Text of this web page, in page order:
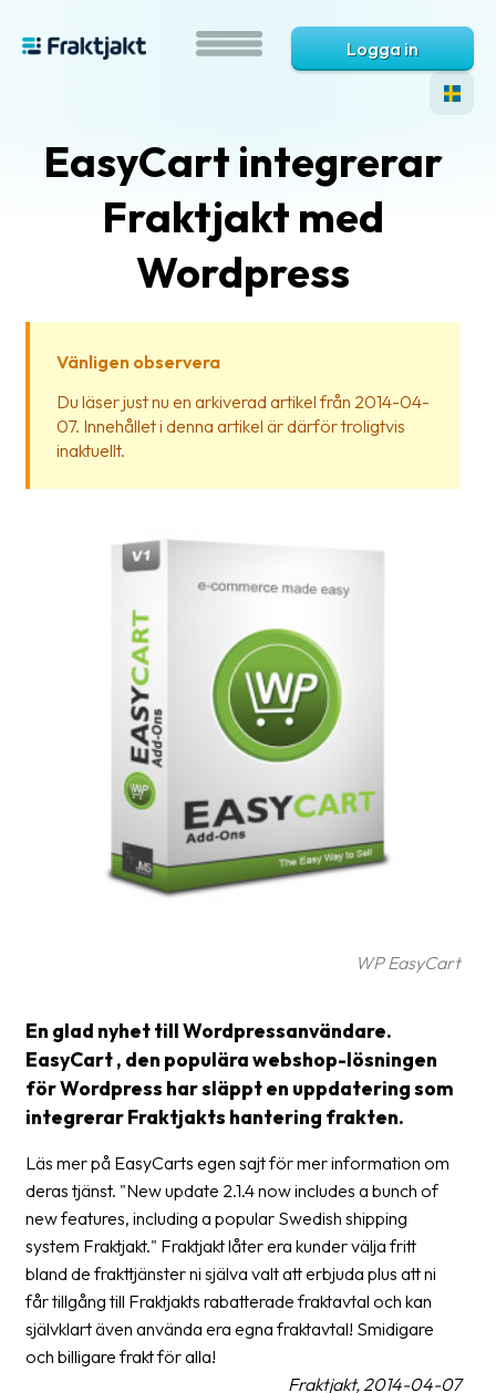
är
Hjälp?
Ordlista
Paketering
Frakthandlingar
Skrivarinställningar
Tulldeklarationer
Leveransvillkor
Upphämtningar
Kundtjänst
Om
företaget
Om
Pressrum
Medarbetare
Jobb
&
Logga in
EasyCart integrerar
Fraktjakt med
Wordpress
Vänligen observera
Du läser just nu en arkiverad artikel från 2014-04-
07. Innehållet i denna artikel är därför troligtvis
inaktuellt.
WP EasyCart
En glad nyhet till Wordpressanvändare.
EasyCart , den populära webshop-lösningen
för Wordpress har släppt en uppdatering som
integrerar Fraktjakts hantering frakten.
Läs mer på EasyCarts egen sajt för mer information om
deras tjänst. "New update 2.1.4 now includes a bunch of
new features, including a popular Swedish shipping
system Fraktjakt." Fraktjakt låter era kunder välja fritt
bland de frakttjänster ni själva valt att erbjuda plus att ni
får tillgång till Fraktjakts rabatterade fraktavtal och kan
självklart även använda era egna fraktavtal! Smidigare
och billigare frakt för alla!
Fraktjakt, 2014-04-07